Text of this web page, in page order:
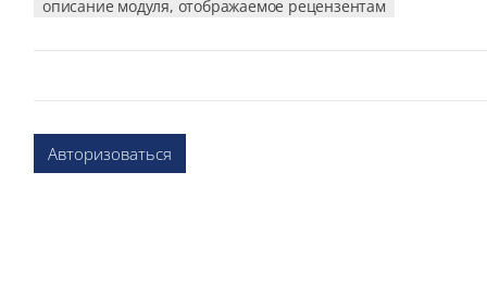
описание модуля, отображаемое рецензентам
Авторизоваться